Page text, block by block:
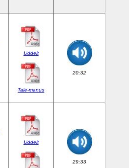
Uddelt
Tale-manus
20:32
Uddelt
29:33